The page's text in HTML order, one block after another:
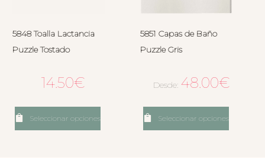
5848 Toalla Lactancia
Puzzle Tostado
14.50€
Seleccionar opciones
5851 Capas de Baño
Puzzle Gris
Desde: 48.00€
Seleccionar opciones